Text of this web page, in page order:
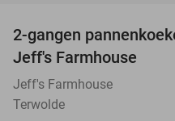
2-gangen
Jeff's Farmhouse
Jeff's Farmhouse
Terwolde